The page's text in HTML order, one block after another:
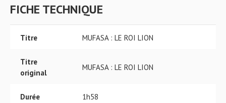
FICHE TECHNIQUE
Titre MUFASA : LE ROI LION
Titre
original
MUFASA : LE ROI LION
Durée 1h58